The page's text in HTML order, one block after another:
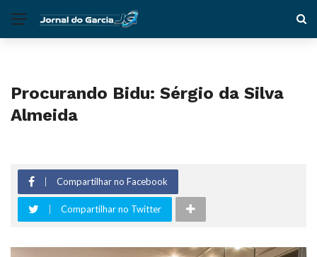
Procurando Bidu: Sérgio da Silva
Almeida
Compartilhar no Facebook
Compartilhar no Twitter